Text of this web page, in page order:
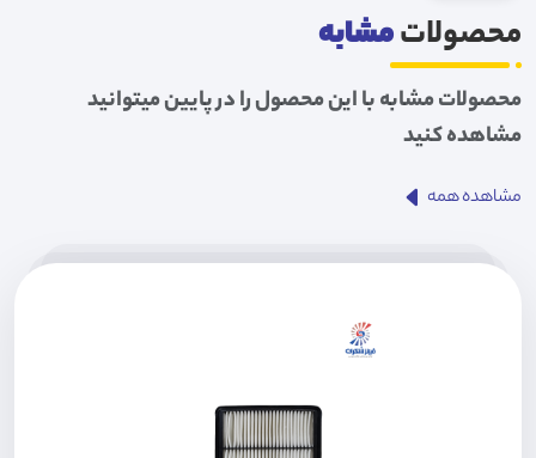
محصولاتمشابه
محصولات مشابه با این محصول را در پایین میتوانید
مشاهده کنید
مشاهده همه